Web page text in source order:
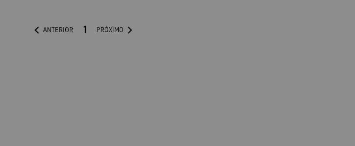
ANTERIOR 1 PRÓXIMO